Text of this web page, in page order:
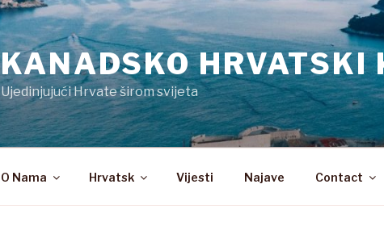
KANADSKO HRVATSKI
Ujedinjujući Hrvate širom svijeta
O Nama Hrvatsk Vijesti Najave Contact